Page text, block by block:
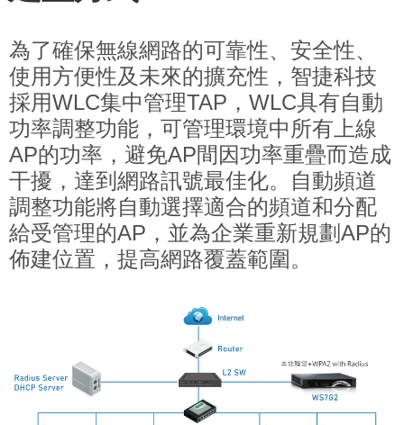
為了確保無線網路的可靠性、安全性、
使用方便性及未來的擴充性，智捷科技
採用WLC集中管理TAP，WLC具有自動
功率調整功能，可管理環境中所有上線
AP的功率，避免AP間因功率重疊而造成
干擾，達到網路訊號最佳化。自動頻道
調整功能將自動選擇適合的頻道和分配
給受管理的AP，並為企業重新規劃AP的
佈建位置，提高網路覆蓋範圍。